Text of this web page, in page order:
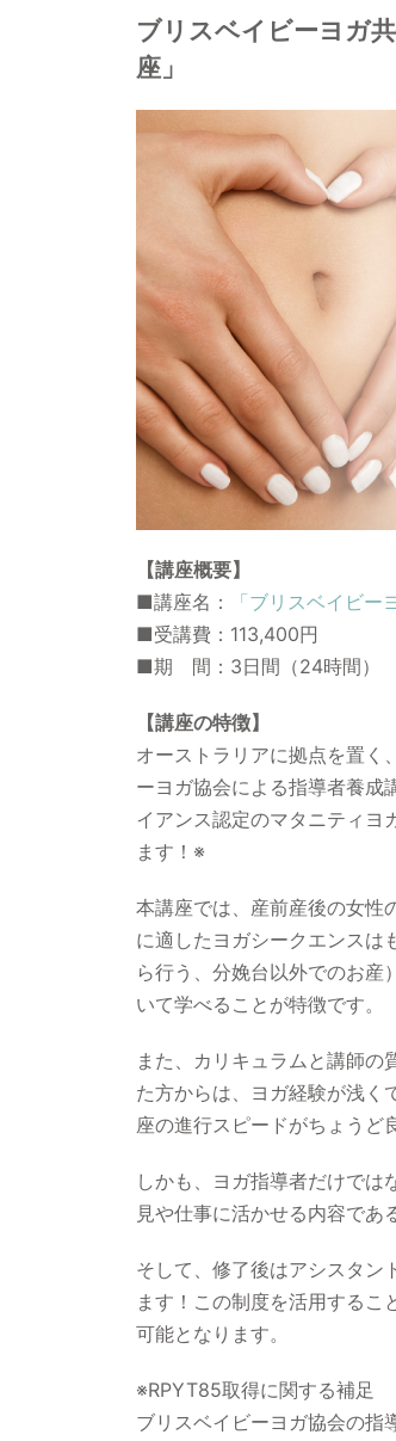
ブリスベイビーヨガ
座」
【講座概要】
■講座名：
「ブリスベイビー
■受講費：113,400円
■期 間：3日間（24時間）
【講座の特徴】
オーストラリアに拠点を置く
ーヨガ協会による指導者養成
イアンス認定のマタニティヨ
ます！※
本講座では、産前産後の女性
に適したヨガシークエンスは
ら行う、分娩台以外でのお産
いて学べることが特徴です。
また、カリキュラムと講師
た方からは、ヨガ経験が浅く
座の進行スピードがちょうど
しかも、ヨガ指導者だけでは
見や仕事に活かせる内容であ
そして、修了後はアシスタン
ます！この制度を活用する
可能となります。
※RPYT85取得に関する補足
ブリスベイビーヨガ協会の指